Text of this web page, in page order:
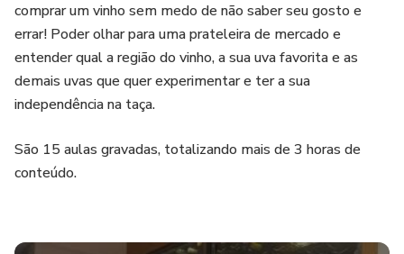
comprar um vinho sem medo de não saber seu gosto e
errar! Poder olhar para uma prateleira de mercado e
entender qual a região do vinho, a sua uva favorita e as
demais uvas que quer experimentar e ter a sua
independência na taça.
São 15 aulas gravadas, totalizando mais de 3 horas de
conteúdo.